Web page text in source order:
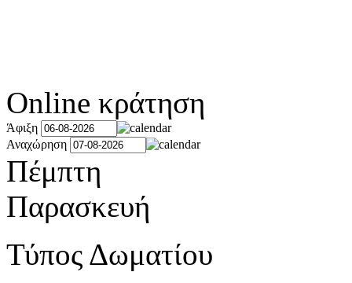
Online κράτηση
Άφιξη
Αναχώρηση
Πέμπτη
Παρασκευή
Τύπος Δωματίου